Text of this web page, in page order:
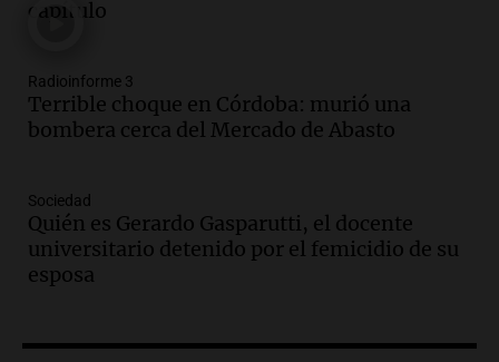
Episodios
Cayetano en Córdoba con actividades
durante todo el día
Noticias
Audio.
cumbres: testimonios cruciales y el
escaneo del airbag pendiente
500% en tarifas para industrias:
capítulo
Radioinforme 3
Terrible choque en Córdoba: murió una
bombera cerca del Mercado de Abasto
Sociedad
Quién es Gerardo Gasparutti, el docente
universitario detenido por el femicidio de su
esposa